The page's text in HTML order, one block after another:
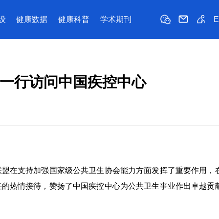
健康数据 健康科普 学术期刊
行访问中国疾控中心
在支持加强国家级公共卫生协会能力方面发挥了重要作用，
热情接待，赞扬了中国疾控中心为公共卫生事业作出卓越贡